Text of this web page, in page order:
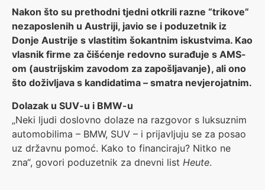
Nakon što su prethodni tjedni otkrili razne “trikove”
nezaposlenih u Austriji, javio se i poduzetnik iz
Donje Austrije s vlastitim šokantnim iskustvima. Kao
vlasnik firme za čišćenje redovno surađuje s AMS-
om (austrijskim zavodom za zapošljavanje), ali ono
što doživljava s kandidatima – smatra nevjerojatnim.
Dolazak u SUV-u i BMW-u
„Neki ljudi doslovno dolaze na razgovor s luksuznim
automobilima – BMW, SUV – i prijavljuju se za posao
uz državnu pomoć. Kako to financiraju? Nitko ne
zna“, govori poduzetnik za dnevni list Heute.